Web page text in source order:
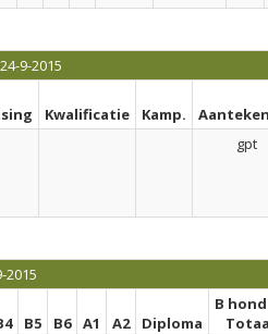
9-2015
Kwalificatie Kamp.
gpt
B5 B6 A1 A2 Diploma
B